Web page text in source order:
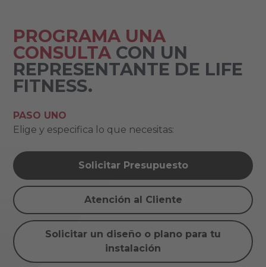
PROGRAMA UNA
CONSULTACON UN
REPRESENTANTE DE LIFE
FITNESS.
PASO UNO
Elige y especifica lo que necesitas:
Solicitar Presupuesto
Atención al Cliente
Solicitar un diseño o plano para tu
instalación